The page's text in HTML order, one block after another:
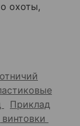
охоты,
Приклад